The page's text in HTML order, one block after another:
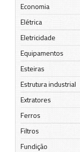
Economia
Elétrica
Eletricidade
Equipamentos
Esteiras
Estrutura industrial
Extratores
Ferros
Filtros
Fundição